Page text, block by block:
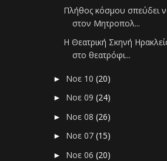
Πλήθος κόσμου σπεύδει
στον Μητροπολ...
Η Θεατρική Σκηνή
στο θεατρόφι...
► Νοε 10(20)
► Νοε 09(24)
► Νοε 08(26)
► Νοε 07(15)
► Νοε 06(20)